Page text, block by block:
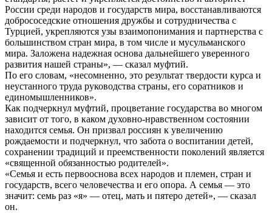
России среди народов и государств мира, восстанавливаются
добрососедские отношения дружбы и сотрудничества с
Турцией, укрепляются узы взаимопонимания и партнерства с
большинством стран мира, в том числе и мусульманского
мира. Заложена надежная основа дальнейшего уверенного
развития нашей страны», — сказал муфтий.
По его словам, «несомненно, это результат твердости курса и
неустанного труда руководства страны, его соратников и
единомышленников».
Как подчеркнул муфтий, процветание государства во многом
зависит от того, в каком духовно-нравственном состоянии
находится семья. Он призвал россиян к увеличению
рождаемости и подчеркнул, что забота о воспитании детей,
сохранении традиций и преемственности поколений является
«священной обязанностью родителей».
«Семья и есть первооснова всех народов и племен, стран и
государств, всего человечества и его опора. А семья — это
значит: семь раз «я» — отец, мать и пятеро детей», — сказал
он.